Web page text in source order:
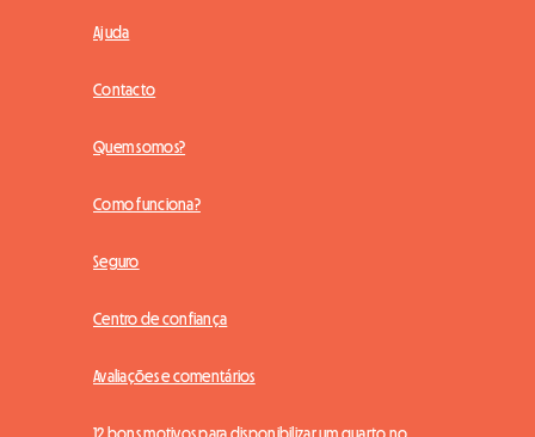
Ajuda
Contacto
Quem somos?
Como funciona?
Seguro
Centro de confiança
Avaliações e comentários
12 bons motivos para disponibilizar um quarto no